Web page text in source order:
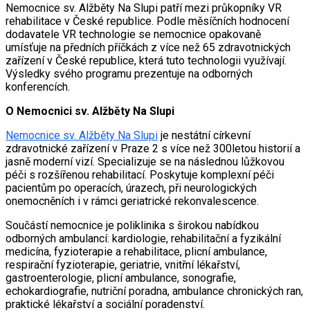
Nemocnice sv. Alžběty Na Slupi patří mezi průkopníky VR
rehabilitace v České republice. Podle měsíčních hodnocení
dodavatele VR technologie se nemocnice opakovaně
umísťuje na předních příčkách z více než 65 zdravotnických
zařízení v České republice, která tuto technologii využívají.
Výsledky svého programu prezentuje na odborných
konferencích.
O Nemocnici sv. Alžběty Na Slupi
Nemocnice sv. Alžběty Na Slupi je nestátní církevní
zdravotnické zařízení v Praze 2 s více než 300letou historií a
jasně moderní vizí. Specializuje se na následnou lůžkovou
péči s rozšířenou rehabilitací. Poskytuje komplexní péči
pacientům po operacích, úrazech, při neurologických
onemocněních i v rámci geriatrické rekonvalescence.
Součástí nemocnice je poliklinika s širokou nabídkou
odborných ambulancí: kardiologie, rehabilitační a fyzikální
medicína, fyzioterapie a rehabilitace, plicní ambulance,
respirační fyzioterapie, geriatrie, vnitřní lékařství,
gastroenterologie, plicní ambulance, sonografie,
echokardiografie, nutriční poradna, ambulance chronických ran,
praktické lékařství a sociální poradenství.